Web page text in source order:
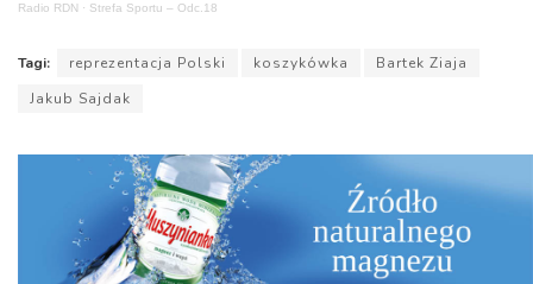
Radio RDN · Strefa Sportu – Odc.18
Tagi: reprezentacja Polski koszykówka
Bartek Ziaja
Jakub Sajdak